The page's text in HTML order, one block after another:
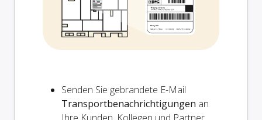
Senden Sie gebrandete E-Mail
Transportbenachrichtigungen an